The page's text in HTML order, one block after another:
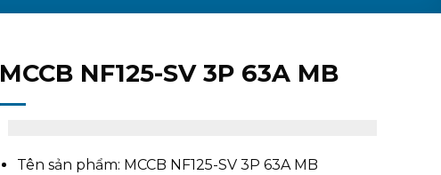
MCCB NF125-SV 3P 63A MB
Tên sản phẩm: MCCB NF125-SV 3P 63A MB